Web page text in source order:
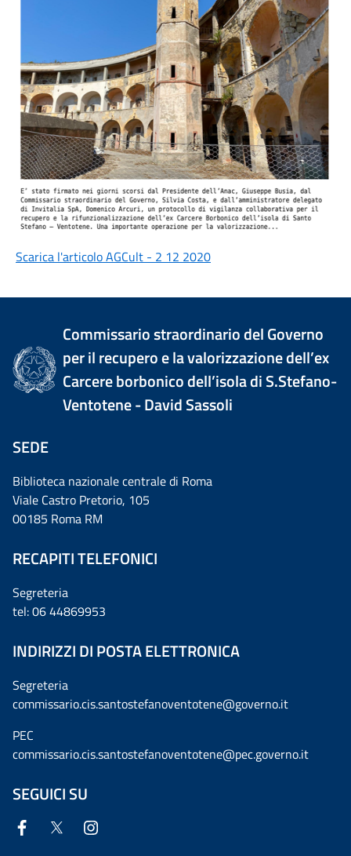
Scarica l'articolo AGCult - 2 12 2020
Commissario straordinario del Governo
per il recupero e la valorizzazione dell’ex
Carcere borbonico dell’isola di S.Stefano-
Ventotene - David Sassoli
SEDE
Biblioteca nazionale centrale di Roma
Viale Castro Pretorio, 105
00185 Roma RM
RECAPITI TELEFONICI
Segreteria
tel: 06 44869953
INDIRIZZI DI POSTA ELETTRONICA
Segreteria
commissario.cis.santostefanoventotene@governo.it
PEC
commissario.cis.santostefanoventotene@pec.governo.it
SEGUICI SU